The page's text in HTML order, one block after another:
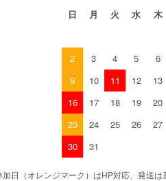
日 月 火 水 木
2
3 4 5 6
9
10 11 12 13
16
17 18 19 20
23
24 25 26 27
30
31
日（オレンジマーク）はHP対応、発送